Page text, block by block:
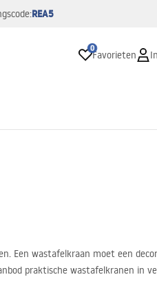
REA5
0
Favorieten
Een wastafelkraan moet een
praktische wastafelkranen in